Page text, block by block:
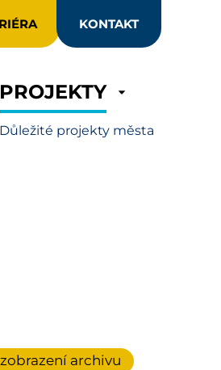
KONTAKT
PROJEKTY
Důležité projekty města
archivu